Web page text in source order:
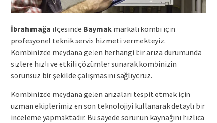
İbrahimağa ilçesinde Baymakmarkalı kombi için
profesyonel teknik servis hizmeti vermekteyiz.
Kombinizde meydana gelen herhangi bir arıza durumunda
sizlere hızlı ve etkili çözümler sunarak kombinizin
sorunsuz bir şekilde çalışmasını sağlıyoruz.
Kombinizde meydana gelen arızaları tespit etmek için
uzman ekiplerimiz en son teknolojiyi kullanarak detaylı bir
inceleme yapmaktadır. Bu sayede sorunun kaynağını hızlıca